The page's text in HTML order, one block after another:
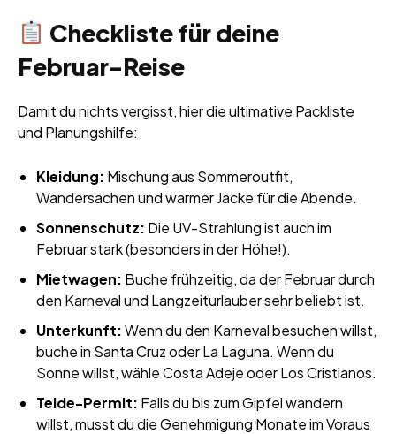
Checkliste für deine
Februar-Reise
Damit du nichts vergisst, hier die ultimative Packliste
und Planungshilfe:
Kleidung: Mischung aus Sommeroutfit,
Wandersachen und warmer Jacke für die Abende.
Sonnenschutz: Die UV-Strahlung ist auch im
Februar stark (besonders in der Höhe!).
Mietwagen: Buche frühzeitig, da der Februar durch
den Karneval und Langzeiturlauber sehr beliebt ist.
Unterkunft:Wenn du den Karneval besuchen willst,
buche in Santa Cruz oder La Laguna. Wenn du
Sonne willst, wähle Costa Adeje oder Los Cristianos.
Teide-Permit: Falls du bis zum Gipfel wandern
willst, musst du die Genehmigung Monate im Voraus